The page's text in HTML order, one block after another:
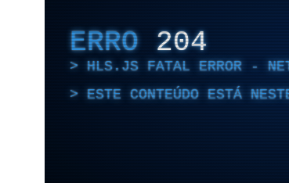
ERRO 204
HLS.JS FATAL ERROR -
ESTE CONTEÚDO ESTÁ